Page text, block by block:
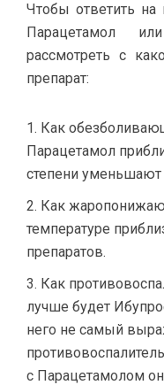
Чтобы ответить на
Парацетамол
рассмотреть с
препарат:
Как
Парацетамол
степени
Как
температуре
препаратов.
Как
лучше будет
него не самый
с Парацетамолом